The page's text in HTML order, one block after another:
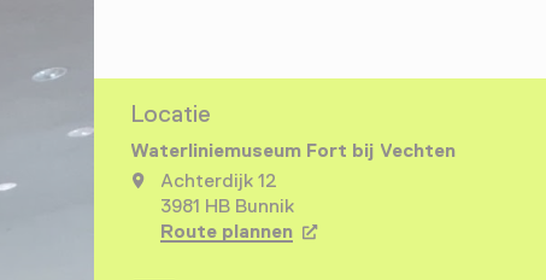
Locatie
Waterliniemuseum Fort bij Vechten
Achterdijk 12
3981 HB Bunnik
Route plannen Opent in een nieuw tabblad